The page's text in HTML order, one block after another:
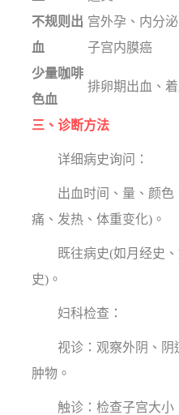
不规则出
血
宫外孕、内分泌
子宫内膜癌
少量咖啡
色血
排卵期出血、
三、诊断方法
详细病史询问：
出血时间、量、颜色
痛、发热、体重变化)。
既往病史(如月经史、
史)。
妇科检查：
视诊：观察外阴、阴
肿物。
触诊：检查子宫大小